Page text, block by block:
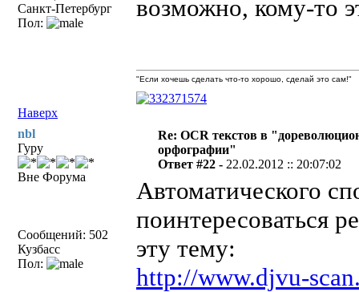
Санкт-Петербург
Пол:
возможно, кому-то
Наверх
"Если хочешь сделать что-то хорошо, сделай это сам!"
nbl
Гуру
Вне Форума
Сообщений: 502
Кузбасс
Пол:
Re: OCR текстов в
орфографии"
Ответ #22 - 22.02.2012 :: 20:07:02
Автоматического
поинтересоваться
эту тему:
http://www.djvu-